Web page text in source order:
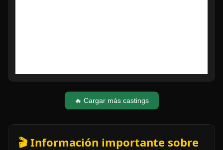
🔥 Cargar más castings
🎬 Información importante sobre